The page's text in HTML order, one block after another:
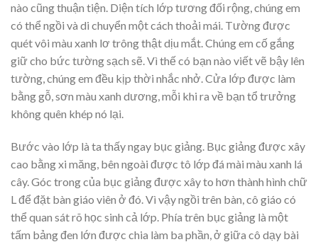
nào cũng thuận tiện. Diện tích lớp tương đối rộng, chúng em
có thể ngồi và di chuyển một cách thoải mái. Tường được
quét vôi màu xanh lơ trông thật dịu mắt. Chúng em cố gắng
giữ cho bức tường sạch sẽ. Vì thế có bạn nào viết vẽ bậy lên
tường, chúng em đều kịp thời nhắc nhở. Cửa lớp được làm
bằng gỗ, sơn màu xanh dương, mỗi khi ra về bạn tổ trưởng
không quên khép nó lại.
Bước vào lớp là ta thấy ngay bục giảng. Bục giảng được xây
cao bằng xi măng, bên ngoài được tô lớp đá mài màu xanh lá
cây. Góc trong của bục giảng được xây to hơn thành hình chữ
L để đặt bàn giáo viên ở đó. Vì vậy ngồi trên bàn, cô giáo có
thể quan sát rõ học sinh cả lớp. Phía trên bục giảng là một
tấm bảng đen lớn được chia làm ba phần, ở giữa cô dạy bài